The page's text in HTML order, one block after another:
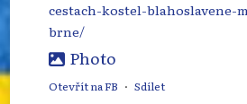
cestach-kostel-blahoslavene-
brne/
Photo
Otevřít na FB · Sdílet